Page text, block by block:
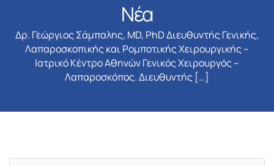
Νέα
Δρ. Γεώργιος Σάμπαλης, MD, PhD Διευθυντής Γενικής,
Λαπαροσκοπικής και Ρομποτικής Χειρουργικής –
Ιατρικό Κέντρο Αθηνών Γενικός Χειρουργός –
Λαπαροσκόπος. Διευθυντής […]